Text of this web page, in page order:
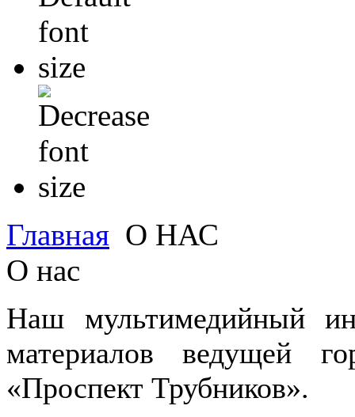
Главная О НАС
О нас
Наш мультимедийный
материалов ведущей
«Проспект Трубников».